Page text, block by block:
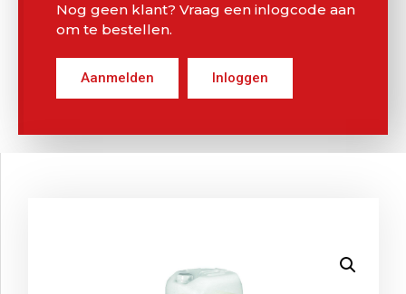
Nog geen klant? Vraag een inlogcode aan
om te bestellen.
Aanmelden Inloggen